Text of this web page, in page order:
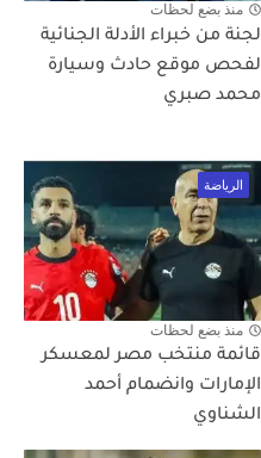
منذ بضع لحظات
لجنة من خبراء الأدلة الجنائية
لفحص موقع حادث وسيارة
محمد صبري
الرياضة
منذ بضع لحظات
قائمة منتخب مصر لمعسكر
الإمارات وانضمام أحمد
الشناوي